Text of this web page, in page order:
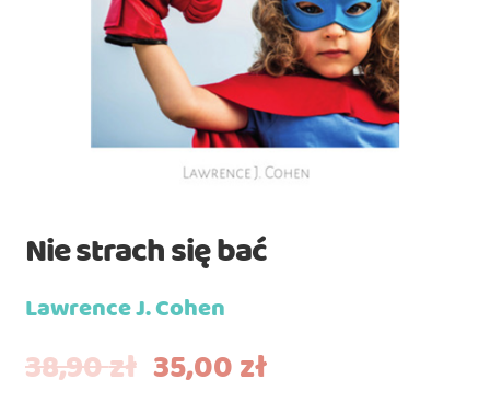
Nie strach się bać
Lawrence J. Cohen
38,90zł 35,00zł